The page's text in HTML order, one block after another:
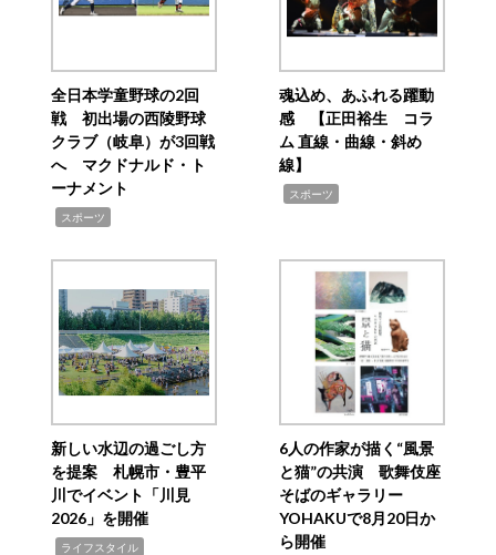
全日本学童野球の2回
戦 初出場の西陵野球
クラブ（岐阜）が3回戦
へ マクドナルド・ト
ーナメント
スポーツ
魂込め、あふれる躍動
感 【正田裕生 コラ
ム 直線・曲線・斜め
線】
スポーツ
新しい水辺の過ごし方
を提案 札幌市・豊平
川でイベント「川見
2026」を開催
ライフスタイル
6人の作家が描く“風景
と猫”の共演 歌舞伎座
そばのギャラリー
YOHAKUで8月20日か
ら開催